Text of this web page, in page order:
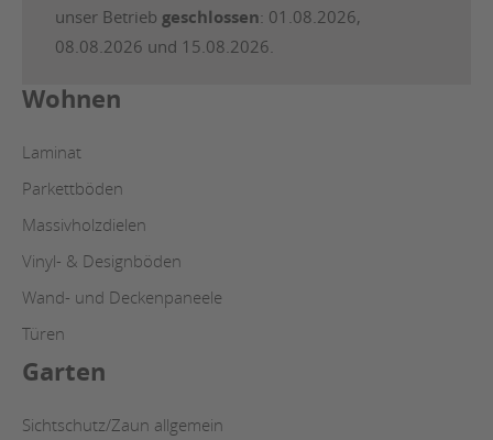
unser Betrieb geschlossen: 01.08.2026,
08.08.2026 und 15.08.2026.
Wohnen
Laminat
Parkettböden
Massivholzdielen
Vinyl- & Designböden
Wand- und Deckenpaneele
Türen
Garten
Sichtschutz/Zaun allgemein